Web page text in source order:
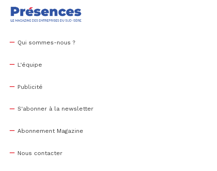
Qui sommes-nous ?
L'équipe
Publicité
S'abonner à la newsletter
Abonnement Magazine
Nous contacter